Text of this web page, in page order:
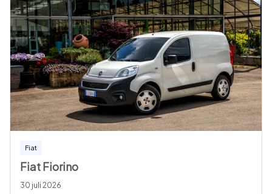
Fiat
Fiat Fiorino
30 juli 2026